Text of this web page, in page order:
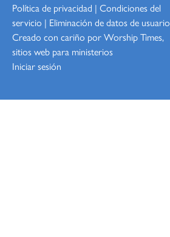
Política de privacidad | Condiciones del
servicio | Eliminación de datos de usuario
Creado con cariño por Worship Times,
sitios web para ministerios
Iniciar sesión